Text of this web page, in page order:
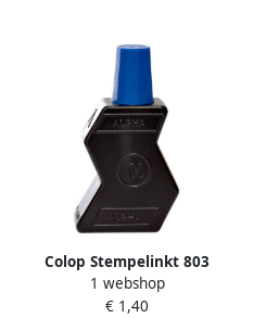
Colop Stempelinkt 803
30ML blauw
1 webshop
€ 1,40